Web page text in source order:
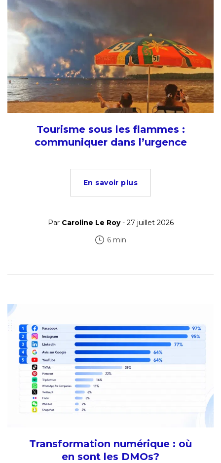
Tourisme sous les flammes :
communiquer dans l’urgence
En savoir plus
Par Caroline Le Roy- 27 juillet 2026
6 min
Transformation numérique : où
en sont les DMOs?